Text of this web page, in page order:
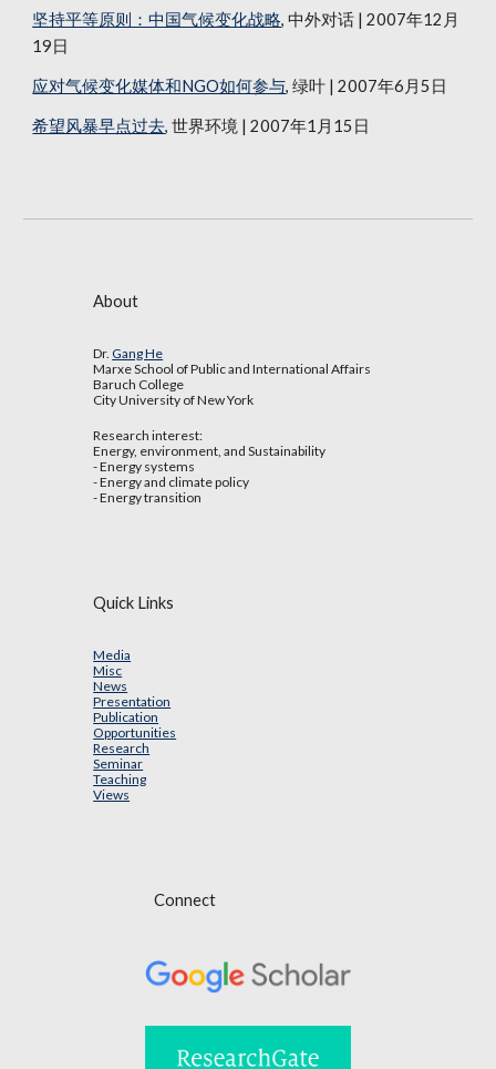
坚持平等原则：中国气候变化战略, 中外对话 | 2007年12月
19日
应对气候变化媒体和NGO如何参与, 绿叶 | 2007年6月5日
希望风暴早点过去, 世界环境 | 2007年1月15日
About
Dr. Gang He
Marxe School of Public and International Affairs
Baruch College
City University of New York
Research interest:
Energy, environment, and Sustainability
- Energy systems
- Energy and climate policy
- Energy transition
Quick Links
Media
Misc
News
Presentation
Publication
Opportunities
Research
Seminar
Teaching
Views
Connect